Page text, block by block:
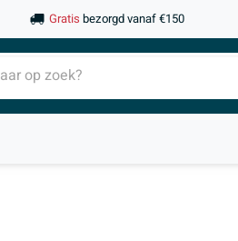
Gratis bezorgd vanaf €150